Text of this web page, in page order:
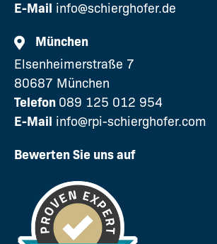
E-Mail info@schierghofer.de
München
Elsenheimerstraße 7
80687 München
Telefon 089 125 012 954
E-Mail info@rpi-schierghofer.com
Bewerten Sie uns auf